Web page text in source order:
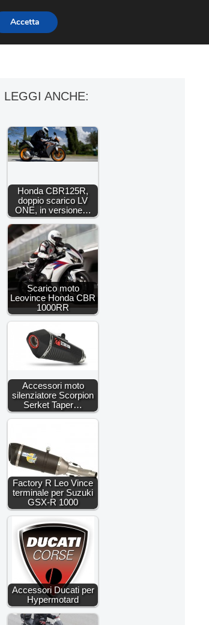
MOTO GP
LEGGI ANCHE:
Honda CBR125R,
doppio scarico LV
ONE, in versione…
Scarico moto
Leovince Honda CBR
1000RR
Accessori moto
silenziatore Scorpion
Serket Taper…
Factory R Leo Vince
terminale per Suzuki
GSX-R 1000
Accessori Ducati per
Hypermotard
Accetta